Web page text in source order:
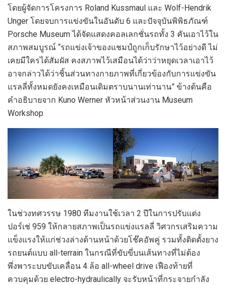
โดยผู้จัดการโครงการ Roland Kussmaul และ Wolf-Hendrik
Unger โดยจบการแข่งขันในอันดับ 6 และปัจจุบันพิพิธภัณฑ์
Porsche Museum ได้จัดแสดงคอลเลกชั่นรถทั้ง 3 คันเอาไว้ใน
สภาพสมบูรณ์ “รถแข่งเจ้าของแชมป์ถูกเก็บรักษาไว้อย่างดี ไม่
เคยมีใครได้สัมผัส คงสภาพไว้เสมือนได้ว่าว่าหยุดเวลาเอาไว้
อาจกล่าวได้ว่าชิ้นส่วนทางกายภาพที่เกี่ยวข้องกับการแข่งขัน
แรลลี่ทั้งหมดยังคงเหมือนเดิมตราบนานเท่านาน” ข้างต้นคือ
คำอธิบายจาก Kuno Werner หัวหน้าส่วนงาน Museum
Workshop
ในช่วงทศวรรษ 1980 ทีมงานใช้เวลา 2 ปีในการปรับแต่ง
ปอร์เช่ 959 ให้กลายสภาพเป็นรถแข่งแรลลี่ วิศวกรเสริมความ
แข็งแรงให้แก่ช่วงล่างด้านหน้าด้วยโช๊คอัพคู่ รวมทั้งติดตั้งยาง
รถยนต์แบบ all-terrain ในกรณีที่ขับขี่บนเส้นทางที่ไม่ต้อง
พึ่งพาระบบขับเคลื่อน 4 ล้อ all-wheel drive เฟืองท้ายที่
ควบคุมด้วย electro-hydraulically จะรับหน้าที่กระจายกำลัง